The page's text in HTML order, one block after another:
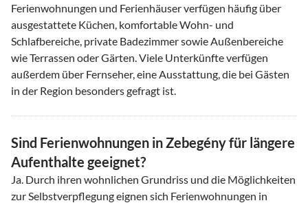
Ferienwohnungen und Ferienhäuser verfügen häufig über
ausgestattete Küchen, komfortable Wohn- und
Schlafbereiche, private Badezimmer sowie Außenbereiche
wie Terrassen oder Gärten. Viele Unterkünfte verfügen
außerdem über Fernseher, eine Ausstattung, die bei Gästen
in der Region besonders gefragt ist.
Sind Ferienwohnungen in Zebegény für längere
Aufenthalte geeignet?
Ja. Durch ihren wohnlichen Grundriss und die Möglichkeiten
zur Selbstverpflegung eignen sich Ferienwohnungen in